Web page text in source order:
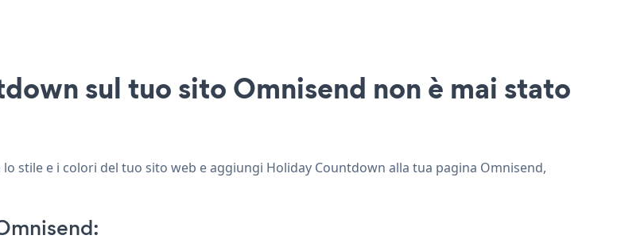
sul tuo sito Omnisend non è mai stato
stile e i colori del tuo sito web e aggiungi Holiday Countdown alla tua pagina Omnisend,